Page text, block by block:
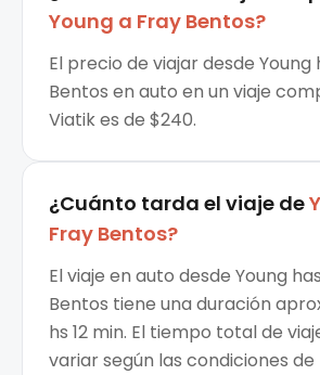
Young a Fray Bentos?
El precio de viajar desde Young
Bentos en auto en un viaje
Viatik es de $240.
¿Cuánto tarda el viaje de
Fray Bentos?
El viaje en auto desde Young
Bentos tiene una duración
hs 12 min. El tiempo total de
variar según las condiciones de